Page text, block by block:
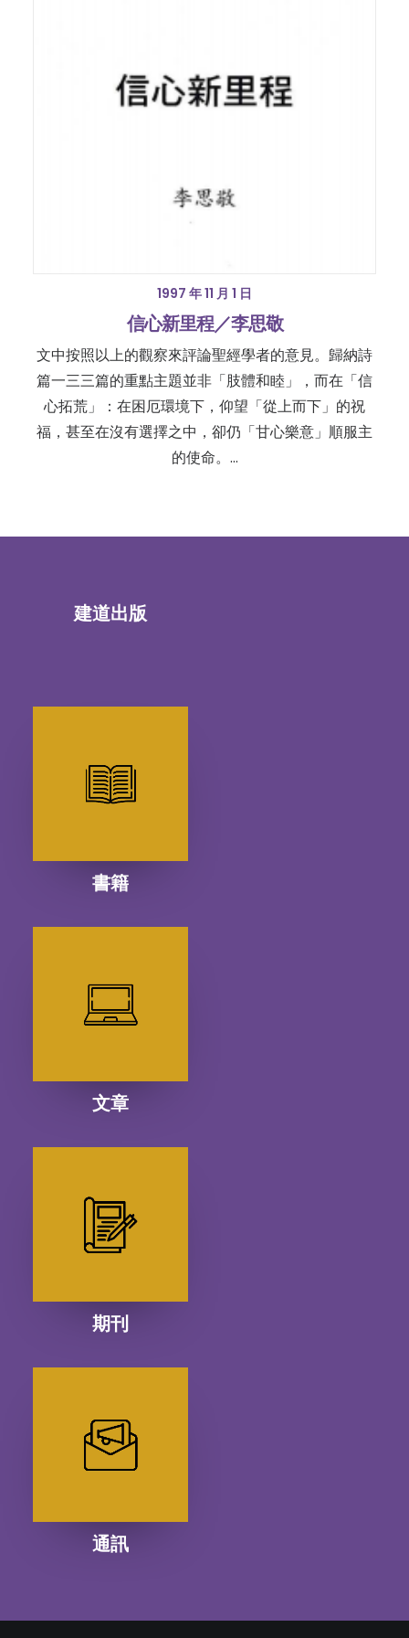
1997 年 11 月 1 日
信心新里程／李思敬
文中按照以上的觀察來評論聖經學者的意見。歸納詩
篇一三三篇的重點主題並非「肢體和睦」，而在「信
心拓荒」：在困厄環境下，仰望「從上而下」的祝
福，甚至在沒有選擇之中，卻仍「甘心樂意」順服主
的使命。…
建道出版
書籍
文章
期刊
通訊